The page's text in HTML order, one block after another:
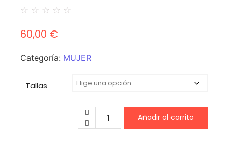
☆ ☆ ☆ ☆ ☆
60,00 €
Categoría: MUJER
Tallas
Añadir al carrito